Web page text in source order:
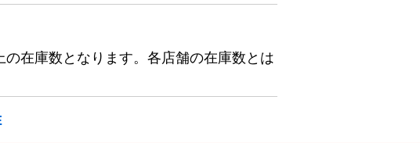
在庫数となります。各店舗の在庫数とは